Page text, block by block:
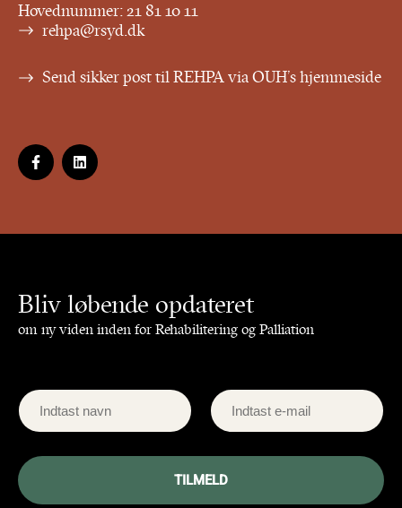
Hovednummer:21 81 10 11
rehpa@rsyd.dk
Send sikker post til REHPA via OUH’s hjemmeside
Bliv løbende opdateret
om ny viden inden for Rehabilitering og Palliation